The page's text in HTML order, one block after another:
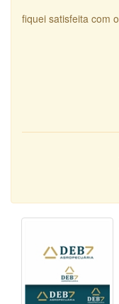
fiquei satisfeita com